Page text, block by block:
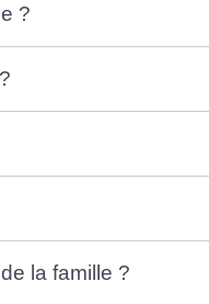
?
la famille ?